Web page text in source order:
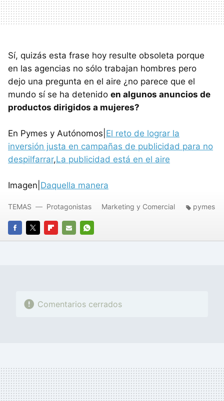
Sí, quizás esta frase hoy resulte obsoleta porque
en las agencias no sólo trabajan hombres pero
dejo una pregunta en el aire ¿no parece que el
mundo sí se ha detenido en algunos anuncios de
productos dirigidos a mujeres?
En Pymes y Autónomos| El reto de lograr la
inversión justa en campañas de publicidad para no
despilfarrar,La publicidad está en el aire
Imagen| Daquella manera
FACEBOOK
TWITTERFLIPBOARD
E-
WHATSAPP
TEMAS Protagonistas Marketing y Comercial pymes
Comentarios cerrados